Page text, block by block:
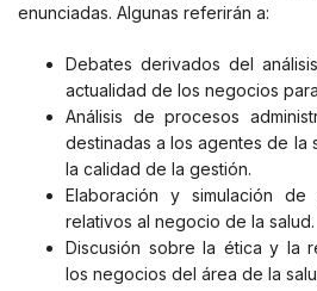
enunciadas. Algunas referirán a:
Debates derivados del
actualidad de los negocios
Análisis de procesos
destinadas a los agentes de la
la calidad de la gestión.
Elaboración y simulación
relativos al negocio de la salud.
Discusión sobre la ética y la
los negocios del área de la